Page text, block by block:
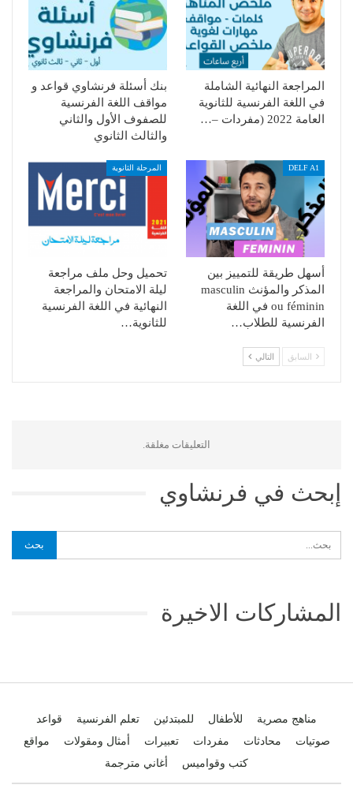
المراجعة النهائية الشاملة
في اللغة الفرنسية للثانوية
العامة 2022 (مفردات –…
بنك أسئلة فرنشاوي قواعد و
مواقف اللغة الفرنسية
للصفوف الأول والثاني
والثالث الثانوي
DELF A1
أسهل طريقة للتمييز بين
المذكر والمؤنث masculin
ou féminin في اللغة
الفرنسية للطلاب…
المرحلة الثانوية
تحميل وحل ملف مراجعة
ليلة الامتحان والمراجعة
النهائية في اللغة الفرنسية
للثانوية…
السابق التالي
التعليقات مغلقة.
إبحث في فرنشاوي
المشاركات الاخيرة
مناهج مصرية للأطفال للمبتدئين تعلم الفرنسية
قواعد
صوتيات
محادثات مفردات تعبيرات أمثال ومقولات
مواقع
كتب وقواميس
أغاني مترجمة